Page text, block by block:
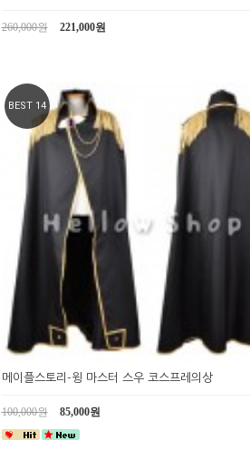
260,000원 221,000원
BEST 14
메이플스토리-윙 마스터 스우 코스프레의상
100,000원 85,000원